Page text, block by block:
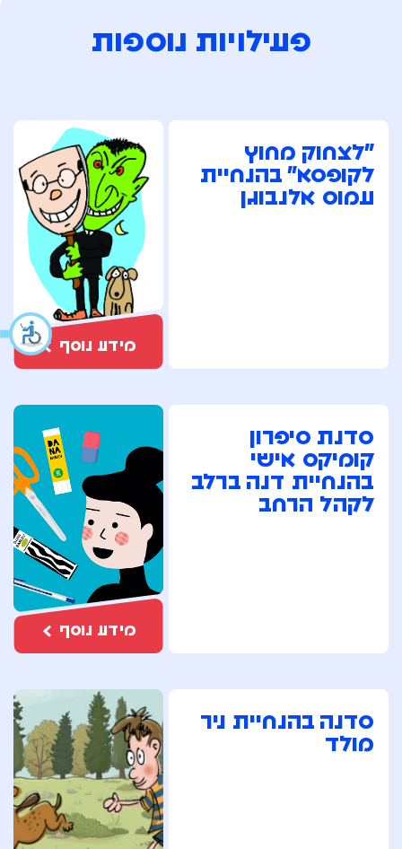
פעילויות נוספות
"לצחוק מחוץ
לקופסא" בהנחיית
עמוס אלנבוגן
מידע נוסף
סדנת סיפרון
קומיקס אישי
בהנחיית דנה ברלב
לקהל הרחב
מידע נוסף
סדנה בהנחיית ניר
מולד